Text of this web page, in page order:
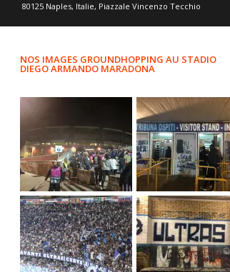
80125 Naples, Italie, Piazzale Vincenzo Tecchio
NOS IMAGES GROUNDHOPPING AU STADIO
DIEGO ARMANDO MARADONA